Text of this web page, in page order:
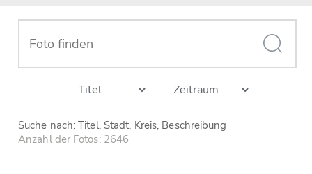
Suche nach: Titel, Stadt, Kreis, Beschreibung
Anzahl der Fotos: 2646